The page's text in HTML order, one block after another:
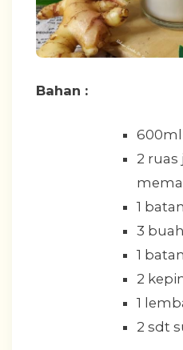
Bahan :
600ml
2 ruas
1
3
1
2
1
2 sdt